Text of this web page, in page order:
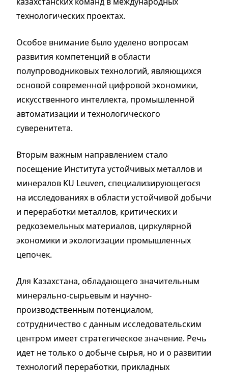
технологических проектах.
Особое внимание было уделено вопросам
развития компетенций в области
полупроводниковых технологий, являющихся
основой современной цифровой экономики,
искусственного интеллекта, промышленной
автоматизации и технологического
суверенитета.
Вторым важным направлением стало
посещение Института устойчивых металлов и
минералов KU Leuven, специализирующегося
на исследованиях в области устойчивой добычи
и переработки металлов, критических и
редкоземельных материалов, циркулярной
экономики и экологизации промышленных
цепочек.
Для Казахстана, обладающего значительным
минерально-сырьевым и научно-
производственным потенциалом,
сотрудничество с данным исследовательским
центром имеет стратегическое значение. Речь
идет не только о добыче сырья, но и о развитии
технологий переработки, прикладных